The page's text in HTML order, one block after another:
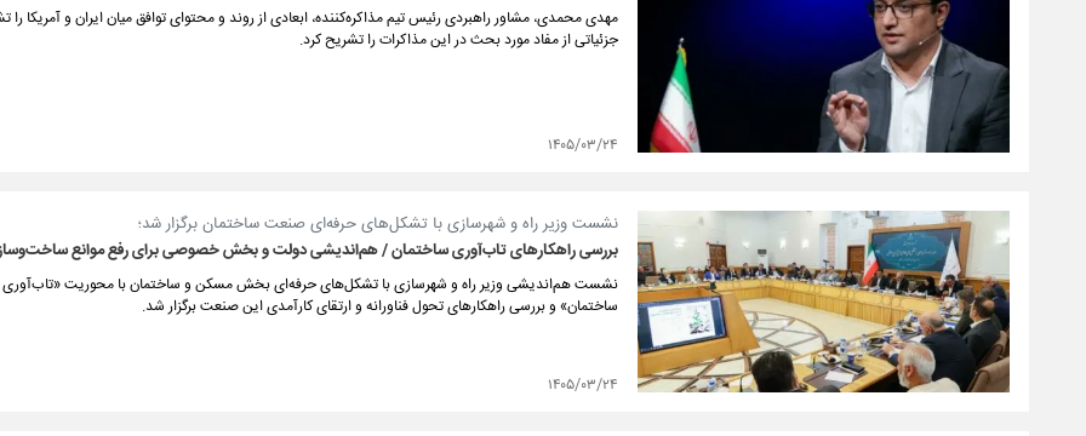
مهدی محمدی، مشاور راهبردی رئیس تیم مذاکره‌کننده، ابعادی از روند و محتوای توافق میان ایران و آمریکا را
جزئیاتی از مفاد مورد بحث در این مذاکرات را تشریح کرد.
۱۴۰۵/۰۳/۲۴
نشست وزیر راه و شهرسازی با تشکل‌های حرفه‌ای صنعت ساختمان برگزار شد؛
بررسی راهکارهای تاب‌آوری ساختمان / هم‌اندیشی دولت و بخش خصوصی برای رفع موانع
نشست ‌هم‌اندیشی وزیر راه و شهرسازی با تشکل‌های حرفه‌ای بخش مسکن و ساختمان با محوریت
ساختمان» و بررسی راهکارهای تحول فناورانه و ارتقای کارآمدی این صنعت برگزار شد.
۱۴۰۵/۰۳/۲۴